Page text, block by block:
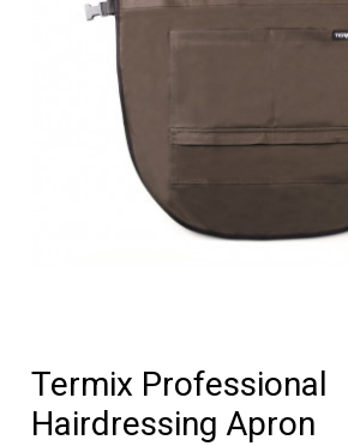
Termix Professional
Hairdressing Apron